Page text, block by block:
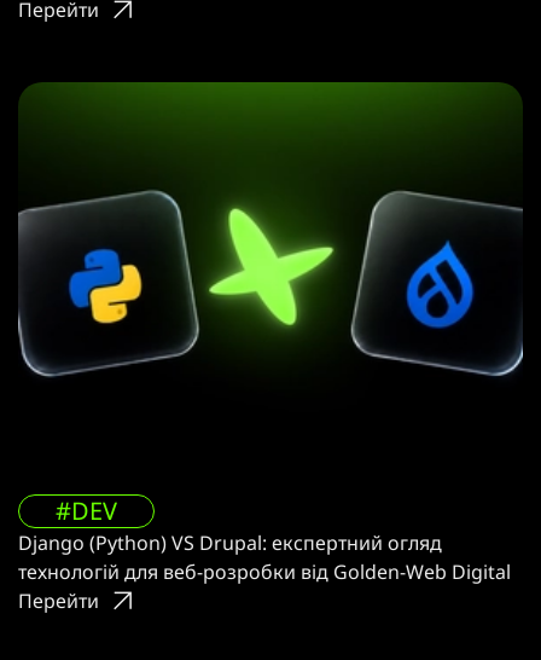
Перейти
#DEV
Django (Python) VS Drupal: експертний огляд
технологій для веб-розробки від Golden-Web Digital
Перейти